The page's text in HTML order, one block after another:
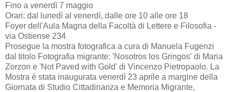
Fino a venerdì 7 maggio
Orari: dal lunedì al venerdì, dalle ore 10 alle ore 18
Foyer dell'Aula Magna della Facoltà di Lettere e Filosofia -
via Ostiense 234
Prosegue la mostra fotografica a cura di Manuela Fugenzi
dal titolo Fotografia migrante: 'Nosotros los Gringos' di Maria
Zorzon e 'Not Paved with Gold' di Vincenzo Pietropaolo. La
Mostra è stata inaugurata venerdì 23 aprile a margine della
Giornata di Studio Cittadinanza e Memoria Migrante,